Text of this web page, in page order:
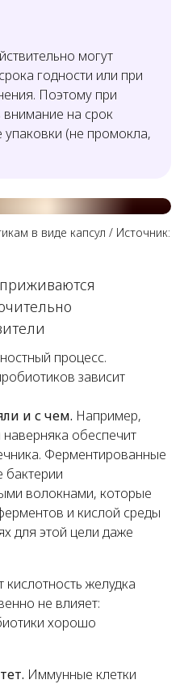
могут
годности или при
Поэтому при
внимание на срок
упаковки (не промокла,
в виде капсул / Источник:
процесс.
зависит
и с чем. Например,
обеспечит
Ферментированные
бактерии
волокнами, которые
и кислой среды
для этой цели даже
кислотность желудка
не влияет:
хорошо
Иммунные клетки